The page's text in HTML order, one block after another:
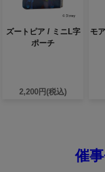
ズートピア / ミニL字
ポーチ
2,200円(税込)
モ
催